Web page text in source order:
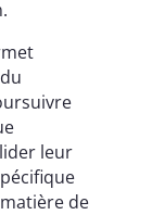
leur
de